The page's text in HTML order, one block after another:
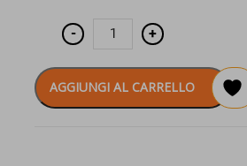
- IVY
colonna
cm
30x
+
AGGIUNGI AL CARRELLO